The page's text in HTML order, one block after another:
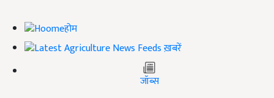
होम
ख़बरें
जॉब्स